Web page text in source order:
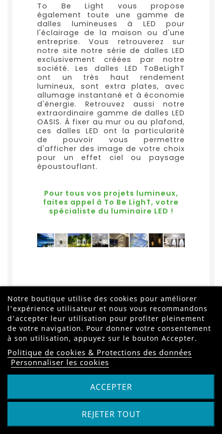
To Be Light vous propose
également toute une gamme de
dalles lumineuses à LED pour
l'éclairage de la maison ou d'une
entreprise. Vous retrouverez sur
notre site notre série de dalles LED
exclusivement créées par notre
société. Les dalles LED ToBeLighT
ont un très haut rendement
lumineux, sont extra plates, avec
allumage instantané et à économie
d'énergie. Retrouvez aussi notre
extraordinaire gamme de dalles LED
OASIS. À fixer au mur ou au plafond,
ces dalles LED ont la particularité
de pouvoir vous permettre
d'afficher des image de votre choix
pour un effet ciel ou paysage
époustouflant.
Pour tous vos projets lumineux,
faites appel à To Be LighT, votre
spécialiste du luminaire LED !
Abonnez-vous à notre Newsletter
Notre boutique utilise des cookies pour améliorer
l'expérience utilisateur et nous vous recommandons
d'accepter leur utilisation pour profiter pleinement
de votre navigation. Pour donner votre consentement
à son utilisation, appuyez sur le bouton Accepter.
Politique de cookies & Protections des données
Personnaliser les cookies
REJETER TOUT
ACCEPTER